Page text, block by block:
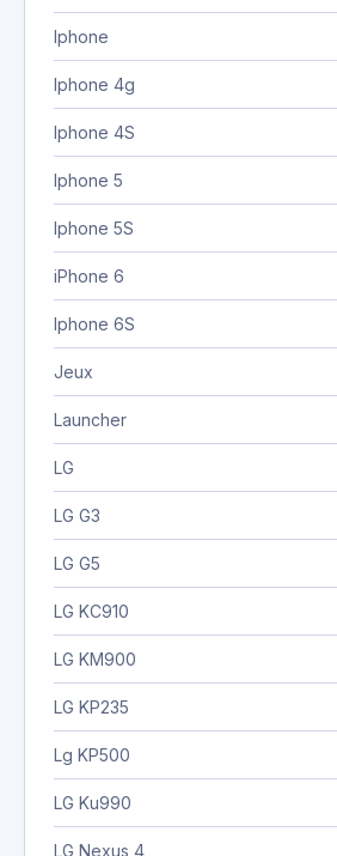
Iphone
Iphone 4g
Iphone 4S
Iphone 5
Iphone 5S
iPhone 6
Iphone 6S
Jeux
Launcher
LG
LG G3
LG G5
LG KC910
LG KM900
LG KP235
Lg KP500
LG Ku990
LG Nexus 4